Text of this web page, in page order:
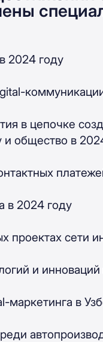
2024 году
в цепочке
общество в
в 2024 году
проектах сети
и
маркетинга в